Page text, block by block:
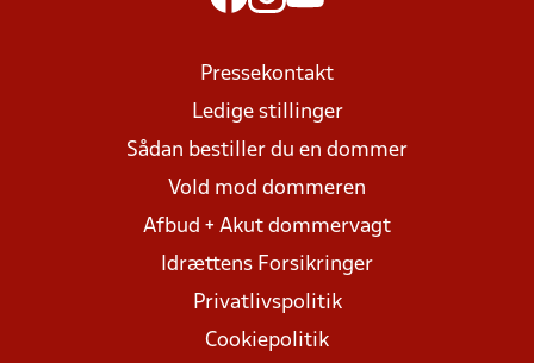
Pressekontakt
Ledige stillinger
Sådan bestiller du en dommer
Vold mod dommeren
Afbud + Akut dommervagt
Idrættens Forsikringer
Privatlivspolitik
Cookiepolitik